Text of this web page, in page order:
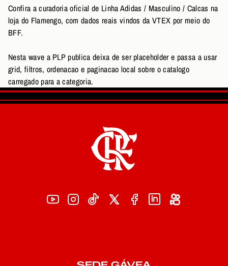
Confira a curadoria oficial de Linha Adidas / Masculino / Calcas na
loja do Flamengo, com dados reais vindos da VTEX por meio do
BFF.
Nesta wave a PLP publica deixa de ser placeholder e passa a usar
grid, filtros, ordenacao e paginacao local sobre o catalogo
carregado para a categoria.